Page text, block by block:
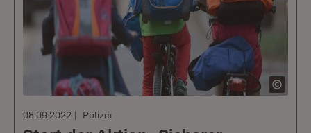
08.09.2022 Polizei